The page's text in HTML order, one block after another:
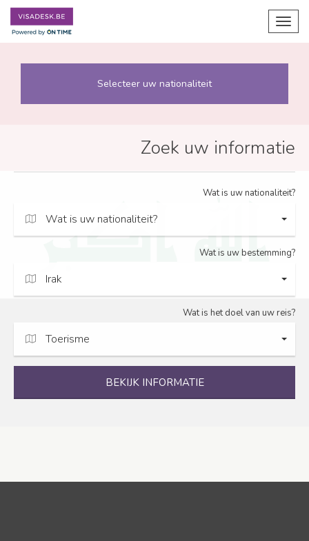
Selecteer uw nationaliteit
Zoek uw informatie
Wat is uw nationaliteit?
Wat is uw nationaliteit?
Wat is uw bestemming?
Irak
Wat is het doel van uw reis?
Toerisme
BEKIJK INFORMATIE